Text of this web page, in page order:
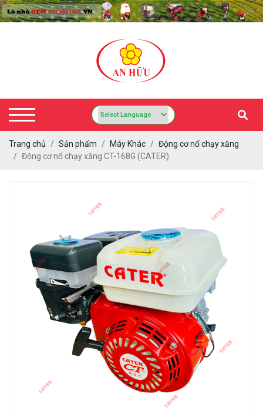
Trang chủ Sản phẩm Máy Khác
Động cơ nổ chạy xăng
Động cơ nổ chạy xăng CT-168G (CATER)